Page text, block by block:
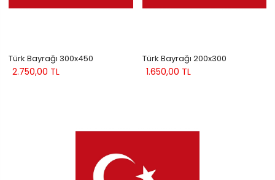
Türk Bayrağı 300x450
2.750,00 TL
Türk Bayrağı 200x300
1.650,00 TL